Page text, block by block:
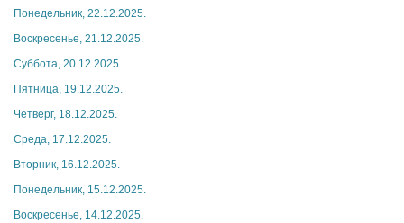
Понедельник, 22.12.2025.
Воскресенье, 21.12.2025.
Суббота, 20.12.2025.
Пятница, 19.12.2025.
Четверг, 18.12.2025.
Среда, 17.12.2025.
Вторник, 16.12.2025.
Понедельник, 15.12.2025.
Воскресенье, 14.12.2025.